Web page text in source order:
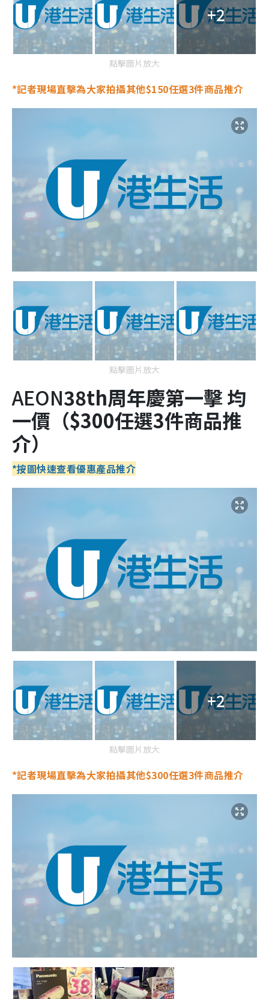
+2
點擊圖片放大
*記者現場直擊為大家拍攝其他$150任選3件商品推介
點擊圖片放大
AEON38th周年慶第一擊均
一價 （$300任選3件商品推
介）
*按圖快速查看優惠產品推介
+2
點擊圖片放大
*記者現場直擊為大家拍攝其他$300任選3件商品推介